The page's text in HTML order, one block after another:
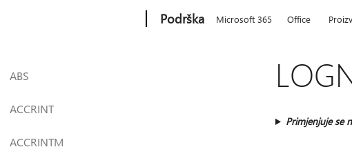
Podrška Microsoft 365 Office
ABS
ACCRINT
ACCRINTM
Primjenjuje se